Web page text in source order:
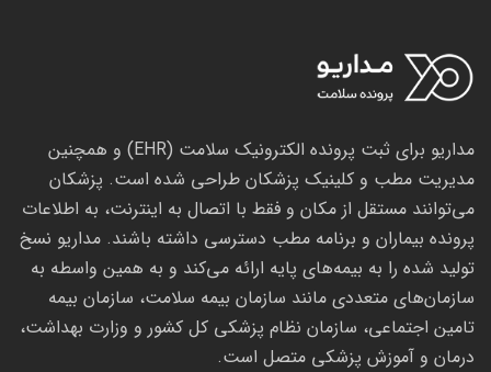
مداریو برای ثبت پرونده الکترونیک سلامت (EHR) و همچنین
مدیریت مطب و کلینیک پزشکان طراحی شده است. پزشکان
می‌توانند مستقل از مکان و فقط با اتصال به اینترنت، به اطلاعات
پرونده بیماران و برنامه مطب دسترسی داشته باشند. مداریو نسخ
تولید شده را به بیمه‌های پایه ارائه می‌کند و به همین واسطه به
سازمان‌های متعددی مانند سازمان بیمه سلامت، سازمان بیمه
تامین اجتماعی، سازمان نظام پزشکی کل کشور و وزارت بهداشت،
درمان و آموزش پزشکی متصل است.